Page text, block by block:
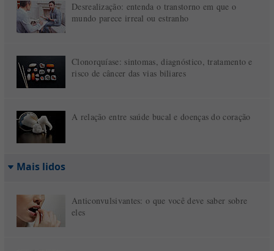
Desrealização: entenda o transtorno em que o
mundo parece irreal ou estranho
Clonorquíase: sintomas, diagnóstico, tratamento e
risco de câncer das vias biliares
A relação entre saúde bucal e doenças do coração
Mais lidos
Anticonvulsivantes: o que você deve saber sobre
eles